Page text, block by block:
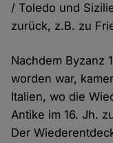
/ Toledo und
zurück, z.B. zu
Nachdem Byzanz
worden war,
Italien, wo die
Antike im 16. Jh.
Der